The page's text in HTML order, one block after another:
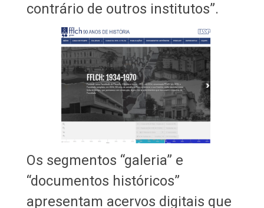
contrário de outros institutos”.
Os segmentos “galeria” e
“documentos históricos”
apresentam acervos digitais que